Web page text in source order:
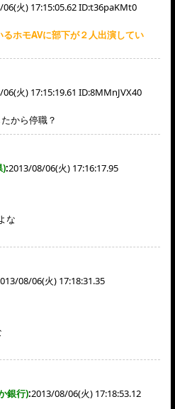
火) 17:15:05.62 ID:t36paKMt0
ホモAVに部下が２人出演してい
火) 17:15:19.61 ID:8MMnJVX40
から停職？
):2013/08/06(火) 17:16:17.95
な
08/06(火) 17:18:31.35
銀行):2013/08/06(火) 17:18:53.12